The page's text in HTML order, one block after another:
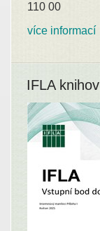
110 00
více informací
IFLA